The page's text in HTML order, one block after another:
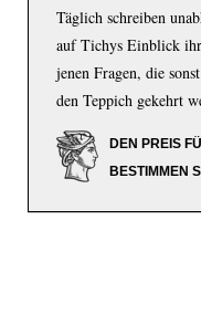
Täglich schreiben
auf Tichys Einblick
jenen Fragen, die
den Teppich gekehrt
DEN PREIS
BESTIMMEN